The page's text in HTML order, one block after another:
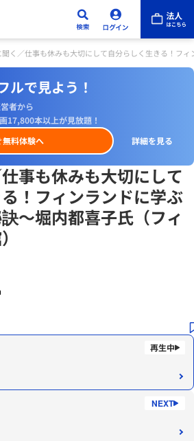
聞く／仕事も休みも大切にして自分らしく生きる！
ルで見よう！
者から
17,800本以上が見放題！
無料体験へ
詳細を見る
事も休みも大切にして
！フィンランドに学ぶ
訣〜堀内都喜子氏（フィ
）